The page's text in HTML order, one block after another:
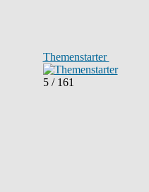
Themenstarter
5 / 161